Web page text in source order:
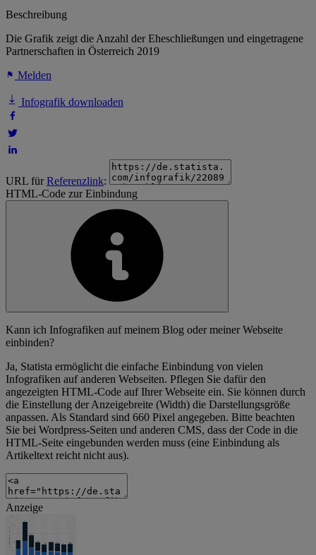
Beschreibung
Die Grafik zeigt die Anzahl der Eheschließungen und eingetragene
Partnerschaften in Österreich 2019
Melden
Infografik downloaden
URL fürReferenzlink:
HTML-Code zur Einbindung
Kann ich Infografiken auf meinem Blog oder meiner Webseite
einbinden?
Ja, Statista ermöglicht die einfache Einbindung von vielen
Infografiken auf anderen Webseiten. Pflegen Sie dafür den
angezeigten HTML-Code auf Ihrer Webseite ein. Sie können durch
die Einstellung der Anzeigebreite (Width) die Darstellungsgröße
anpassen. Als Standard sind 660 Pixel angegeben. Bitte beachten
Sie bei Wordpress-Seiten und anderen CMS, dass der Code in die
HTML-Seite eingebunden werden muss (eine Einbindung als
Artikeltext reicht nicht aus).
Anzeige